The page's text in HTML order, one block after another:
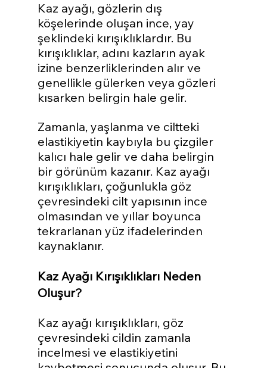
Kaz ayağı, gözlerin dış
köşelerinde oluşan ince, yay
şeklindeki kırışıklıklardır. Bu
kırışıklıklar, adını kazların ayak
izine benzerliklerinden alır ve
genellikle gülerken veya gözleri
kısarken belirgin hale gelir.
Zamanla, yaşlanma ve ciltteki
elastikiyetin kaybıyla bu çizgiler
kalıcı hale gelir ve daha belirgin
bir görünüm kazanır. Kaz ayağı
kırışıklıkları, çoğunlukla göz
çevresindeki cilt yapısının ince
olmasından ve yıllar boyunca
tekrarlanan yüz ifadelerinden
kaynaklanır.
Kaz Ayağı Kırışıklıkları Neden
Oluşur?
Kaz ayağı kırışıklıkları, göz
çevresindeki cildin zamanla
incelmesi ve elastikiyetini